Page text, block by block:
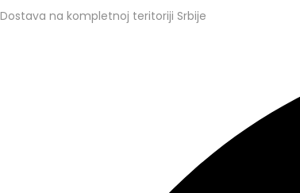
Dostava na kompletnoj teritoriji Srbije